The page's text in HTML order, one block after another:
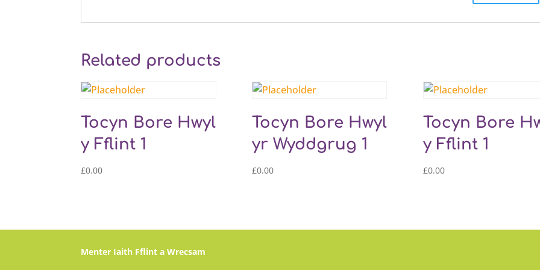
Related products
Tocyn Bore Hwyl
y Fflint 1
£0.00
Tocyn Bore Hwyl
yr Wyddgrug 1
£0.00
Tocyn Bore
y Fflint 1
£0.00
Menter Iaith Fflint a Wrecsam